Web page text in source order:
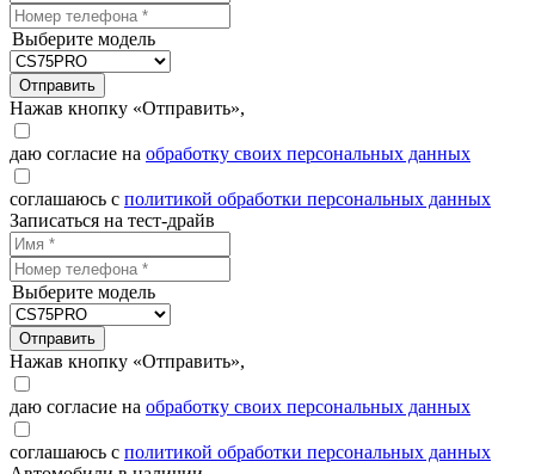
Выберите модель
Отправить
Нажав кнопку «Отправить»,
даю согласие на обработку своих персональных данных
соглашаюсь с политикой обработки персональных данных
Записаться на тест-драйв
Выберите модель
Отправить
Нажав кнопку «Отправить»,
даю согласие на обработку своих персональных данных
соглашаюсь с политикой обработки персональных данных